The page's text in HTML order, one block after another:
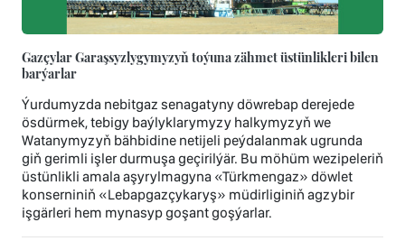
Gazçylar Garaşsyzlygymyzyň toýuna zähmet üstünlikleri bilen
barýarlar
Ýurdumyzda nebitgaz senagatyny döwrebap derejede
ösdürmek, tebigy baýlyklarymyzy halkymyzyň we
Watanymyzyň bähbidine netijeli peýdalanmak ugrunda
giň gerimli işler durmuşa geçirilýär. Bu möhüm wezipeleriň
üstünlikli amala aşyrylmagyna «Türkmengaz» döwlet
konserniniň «Lebapgazçykaryş» müdirliginiň agzybir
işgärleri hem mynasyp goşant goşýarlar.